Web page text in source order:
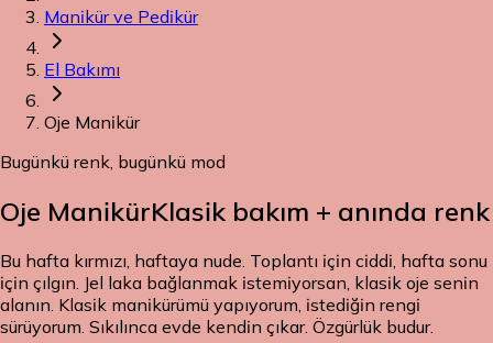
Manikür ve Pedikür
El Bakımı
Oje Manikür
Bugünkü renk, bugünkü mod
Oje ManikürKlasik bakım + anında renk
Bu hafta kırmızı, haftaya nude. Toplantı için ciddi, hafta sonu
için çılgın. Jel laka bağlanmak istemiyorsan, klasik oje senin
alanın. Klasik manikürümü yapıyorum, istediğin rengi
sürüyorum. Sıkılınca evde kendin çıkar. Özgürlük budur.